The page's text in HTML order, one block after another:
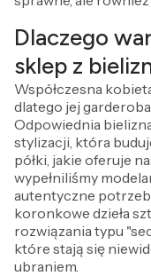
Dlaczego
sklep z
Współczesna
dlatego jej
Odpowiednia
stylizacji, która
półki, jakie oferuje
wypełniliśmy
autentyczne
koronkowe dzieła
rozwiązania typu
które stają się
ubraniem.